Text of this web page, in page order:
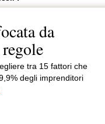
da
tra 15 fattori che
degli imprenditori